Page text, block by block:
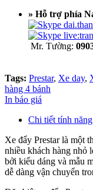
» Hỗ trợ phía
Mr. Tường:
Tags: Prestar, Xe day,
hàng 4 bánh
In báo giá
Chi tiết tính năng
Xe đẩy Prestar là một
nhiều khách hàng nhỏ
bởi kiểu dáng và mẫu
dễ dàng vận chuyển